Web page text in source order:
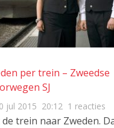
per trein – Zweedse
SJ
jul 2015 20:12 1 reacties
trein naar Zweden.